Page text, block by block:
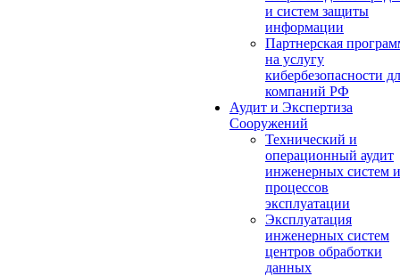
и систем защиты
информации
Партнерская
на услугу
кибербезопасности
компаний РФ
Аудит и Экспертиза
Сооружений
Технический и
операционный аудит
инженерных систем и
процессов
эксплуатации
Эксплуатация
инженерных систем
центров обработки
данных